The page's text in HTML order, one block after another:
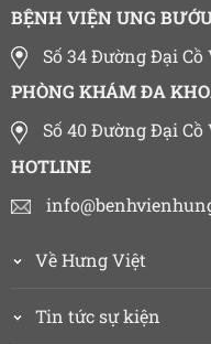
BỆNH VIỆN UNG
Số 34 Đường Đại
PHÒNG KHÁM ĐA
Số 40 Đường Đại
HOTLINE
Về Hưng Việt
Tin tức sự kiện